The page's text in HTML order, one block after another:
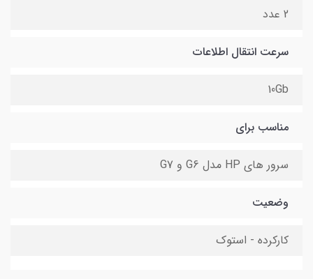
2 عدد
سرعت انتقال اطلاعات
10Gb
مناسب برای
سرور های HP مدل G6 و G7
وضعیت
کارکرده - استوک